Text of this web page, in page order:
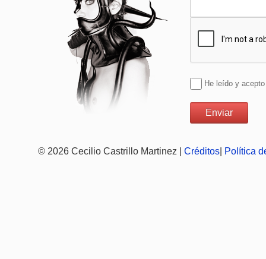
He leído y
© 2026 Cecilio Castrillo Martinez | Créditos Política